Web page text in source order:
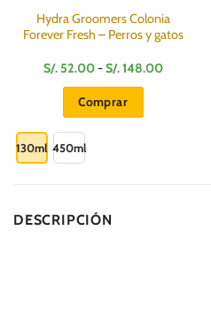
Hydra Groomers Colonia
Forever Fresh – Perros y gatos
S/. 52.00-S/.148.00Rango
Comprar
Las
130ml 450ml
DESCRIPCIÓN